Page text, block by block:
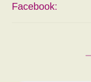
Facebook: